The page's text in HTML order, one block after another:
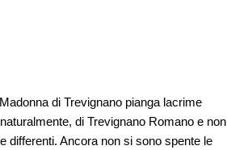
di Trevignano pianga lacrime
di Trevignano Romano e non
differenti. Ancora non si sono spente le